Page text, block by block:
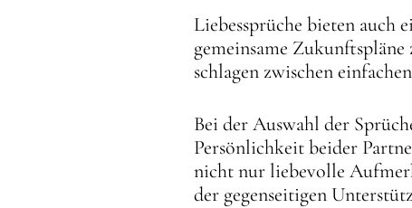
Liebessprüche bieten auch
gemeinsame
schlagen zwischen
Bei der Auswahl der
Persönlichkeit beider
nicht nur liebevolle
der gegenseitigen